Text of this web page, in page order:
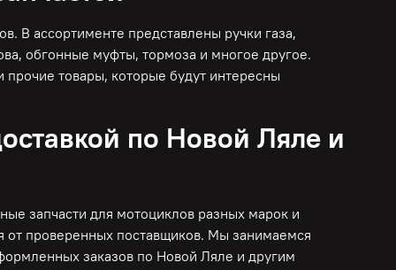
В ассортименте представлены ручки газа,
обгонные муфты, тормоза и многое другое.
товары, которые будут интересны
по Новой Ляле и
запчасти для мотоциклов разных марок и
от проверенных поставщиков. Мы занимаемся
заказов по Новой Ляле и другим